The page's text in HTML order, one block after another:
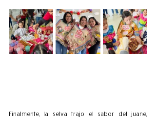
Finalmente, la selva trajo el sabor del juane,